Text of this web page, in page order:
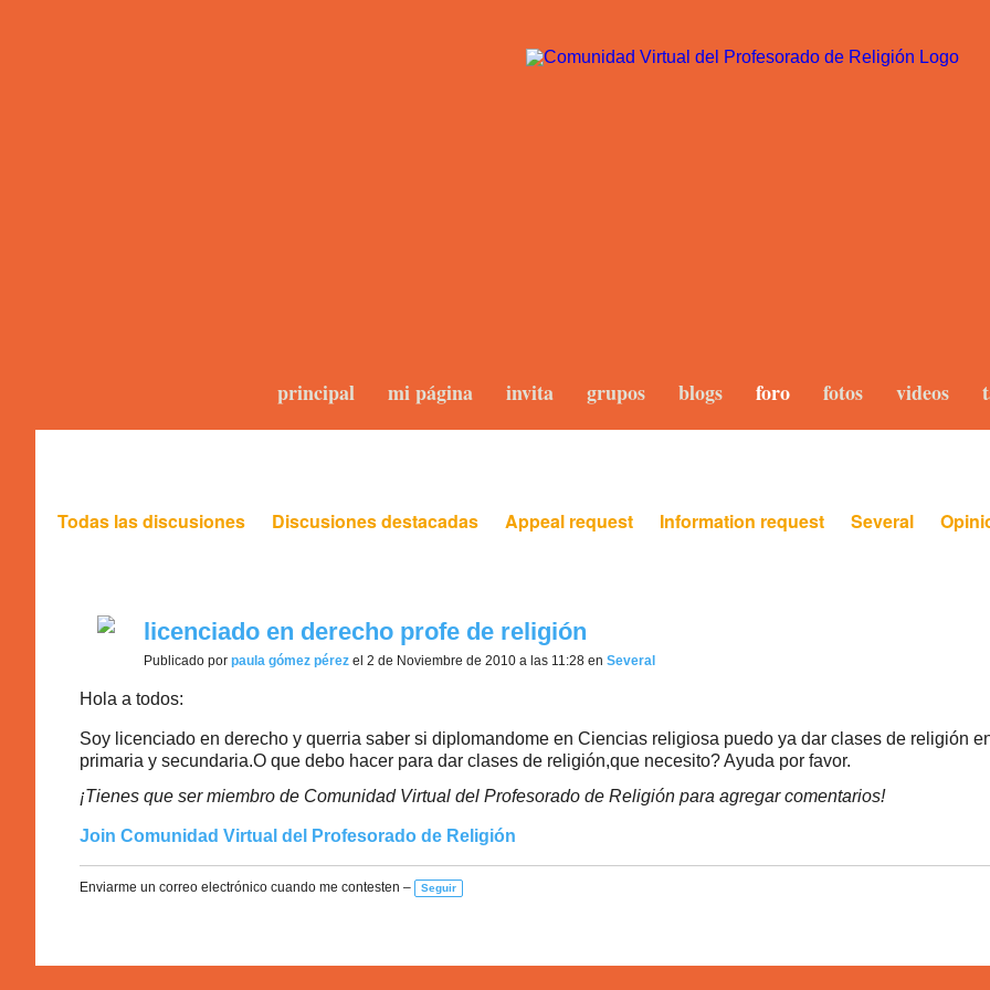
principal mi página invita grupos blogs foro fotos videos
Todas las discusiones Discusiones destacadas Appeal request Information request Several
licenciado en derecho profe de religión
Publicado por paula gómez pérez el 2 de Noviembre de 2010 a las 11:28 en Several
Hola a todos:
Soy licenciado en derecho y querria saber si diplomandome en Ciencias religiosa puedo ya dar clases de religión
primaria y secundaria.O que debo hacer para dar clases de religión,que necesito? Ayuda por favor.
¡Tienes que ser miembro de Comunidad Virtual del Profesorado de Religión para agregar comentarios!
Join Comunidad Virtual del Profesorado de Religión
Enviarme un correo electrónico cuando me contesten – Seguir